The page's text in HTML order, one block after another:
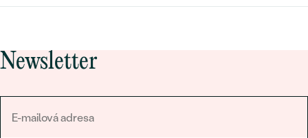
Newsletter